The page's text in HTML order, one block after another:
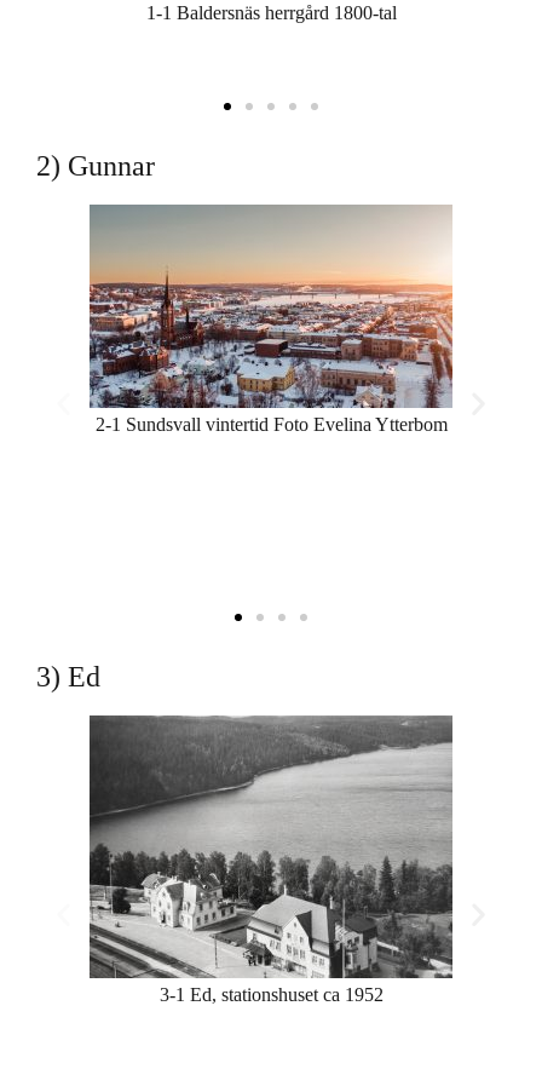
1-1 Baldersnäs herrgård 1800-tal
2) Gunnar
2-1 Sundsvall vintertid Foto Evelina Ytterbom
3) Ed
3-1 Ed, stationshuset ca 1952